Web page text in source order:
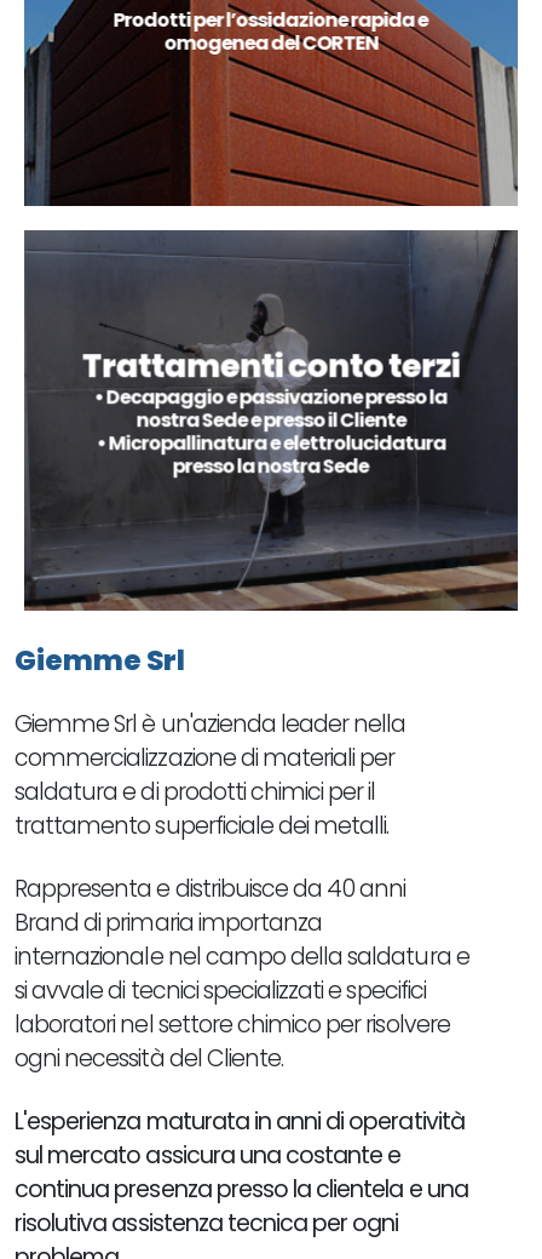
Prodotti per l’ossidazione rapida e
omogenea del CORTEN
Trattamenti conto terzi
• Decapaggio e passivazione presso la
nostra Sede e presso il Cliente
• Micropallinatura e elettrolucidatura
presso la nostra Sede
Giemme Srl
Giemme Srl è un'azienda leader nella
commercializzazione di materiali per
saldatura e di prodotti chimici per il
trattamento superficiale dei metalli.
Rappresenta e distribuisce da 40 anni
Brand di primaria importanza
internazionale nel campo della saldatura e
si avvale di tecnici specializzati e specifici
laboratori nel settore chimico per risolvere
ogni necessità del Cliente.
L'esperienza maturata in anni di operatività
sul mercato assicura una costante e
continua presenza presso la clientela e una
risolutiva assistenza tecnica per ogni